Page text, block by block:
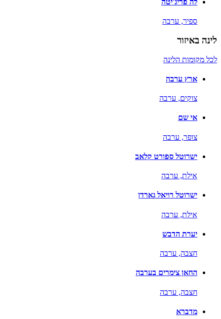
ספיר, ערבה
לינה באיזור
לכל מקומות הלינה
ארץ ערבה
צוקים, ערבה
אי שם
צופר, ערבה
ישרוטל ספורט קלאב
אילת, ערבה
ישרוטל רויאל גארדן
אילת, ערבה
יערת הדבש
חצבה, ערבה
החאן צימרים בערבה
חצבה, ערבה
מדברא